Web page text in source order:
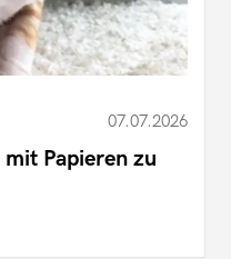
07.07.2026
Papieren zu